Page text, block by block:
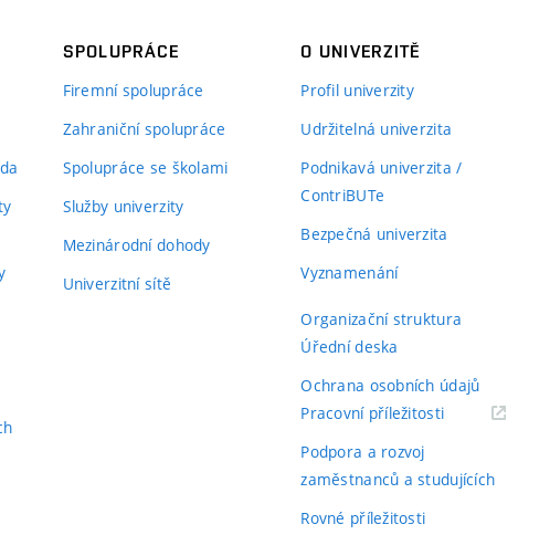
SPOLUPRÁCE
Firemní spolupráce
Zahraniční spolupráce
Spolupráce se školami
Služby univerzity
Mezinárodní dohody
Univerzitní sítě
O UNIVERZITĚ
Profil univerzity
Udržitelná univerzita
Podnikavá univerzita /
ContriBUTe
Bezpečná univerzita
Vyznamenání
Organizační struktura
Úřední deska
Ochrana osobních údajů
Pracovní příležitosti(externí
Podpora a rozvoj
zaměstnanců a studujících
Rovné příležitosti